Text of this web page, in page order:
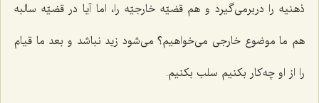
ذهنیه را دربرمی‌گیرد و هم قضیّه خارجیّه را، اما آیا در قضیّه سالبه
هم ما موضوع خارجی می‌خواهیم؟ می‌شود زید نباشد و بعد ما قیام
را از او چه‌کار بکنیم سلب بکنیم.